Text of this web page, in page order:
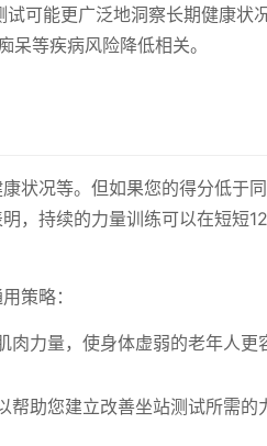
可能更广泛地洞察长期健康状
等疾病风险降低相关。
状况等。但如果您的得分低于
，持续的力量训练可以在短短
策略：
力量，使身体虚弱的老年人更
助您建立改善坐站测试所需的